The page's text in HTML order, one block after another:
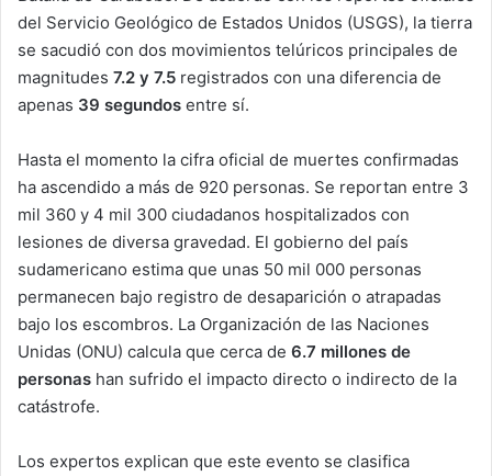
del Servicio Geológico de Estados Unidos (USGS), la tierra
se sacudió con dos movimientos telúricos principales de
magnitudes 7.2 y 7.5 registrados con una diferencia de
apenas 39 segundos entre sí.
Hasta el momento la cifra oficial de muertes confirmadas
ha ascendido a más de 920 personas. Se reportan entre 3
mil 360 y 4 mil 300 ciudadanos hospitalizados con
lesiones de diversa gravedad. El gobierno del país
sudamericano estima que unas 50 mil 000 personas
permanecen bajo registro de desaparición o atrapadas
bajo los escombros. La Organización de las Naciones
Unidas (ONU) calcula que cerca de 6.7 millones de
personas han sufrido el impacto directo o indirecto de la
catástrofe.
Los expertos explican que este evento se clasifica